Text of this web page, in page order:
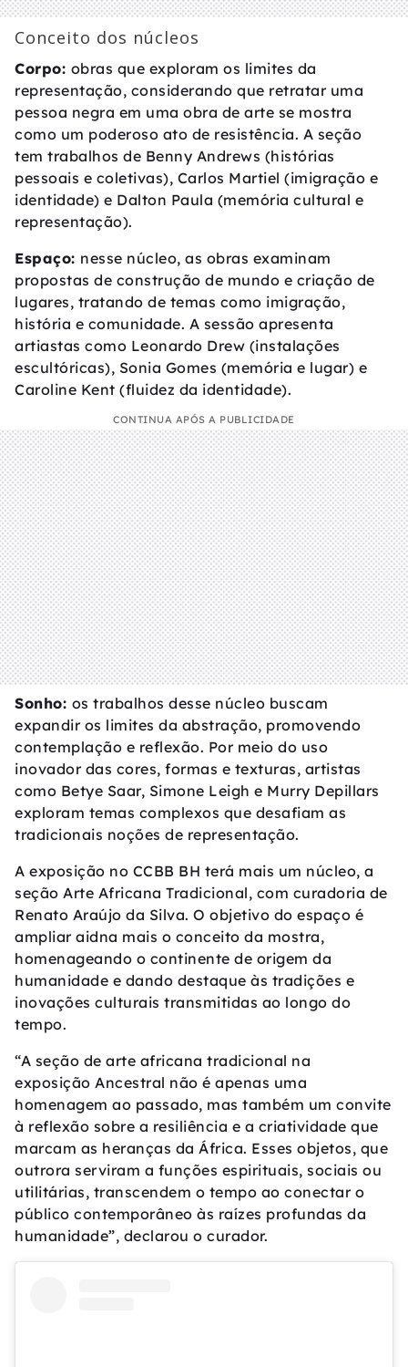
Conceito dos núcleos
Corpo: obras que exploram os limites da
representação, considerando que retratar uma
pessoa negra em uma obra de arte se mostra
como um poderoso ato de resistência. A seção
tem trabalhos de Benny Andrews (histórias
pessoais e coletivas), Carlos Martiel (imigração e
identidade) e Dalton Paula (memória cultural e
representação).
Espaço: nesse núcleo, as obras examinam
propostas de construção de mundo e criação de
lugares, tratando de temas como imigração,
história e comunidade. A sessão apresenta
artiastas como Leonardo Drew (instalações
escultóricas), Sonia Gomes (memória e lugar) e
Caroline Kent (fluidez da identidade).
CONTINUA APÓS A PUBLICIDADE
Sonho: os trabalhos desse núcleo buscam
expandir os limites da abstração, promovendo
contemplação e reflexão. Por meio do uso
inovador das cores, formas e texturas, artistas
como Betye Saar, Simone Leigh e Murry Depillars
exploram temas complexos que desafiam as
tradicionais noções de representação.
A exposição no CCBB BH terá mais um núcleo, a
seção Arte Africana Tradicional, com curadoria de
Renato Araújo da Silva. O objetivo do espaço é
ampliar aidna mais o conceito da mostra,
homenageando o continente de origem da
humanidade e dando destaque às tradições e
inovações culturais transmitidas ao longo do
tempo.
“A seção de arte africana tradicional na
exposição Ancestral não é apenas uma
homenagem ao passado, mas também um convite
à reflexão sobre a resiliência e a criatividade que
marcam as heranças da África. Esses objetos, que
outrora serviram a funções espirituais, sociais ou
utilitárias, transcendem o tempo ao conectar o
público contemporâneo às raízes profundas da
humanidade”, declarou o curador.